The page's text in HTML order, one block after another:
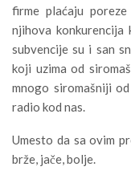
firme plaćaju
njihova
subvencije su i san
koji uzima od
mnogo siromašniji
radio kod nas.
Umesto da sa ovim
brže, jače, bolje.